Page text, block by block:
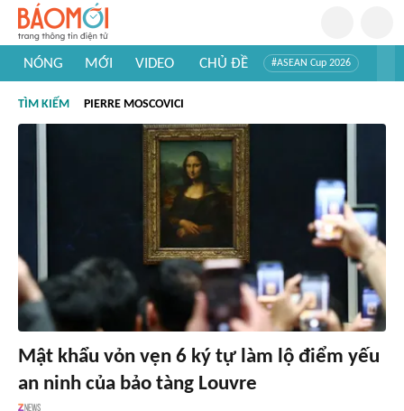
NÓNG MỚI VIDEO CHỦ ĐỀ #ASEAN Cup 2026
#Khám phá thế giới
TÌM KIẾM PIERRE MOSCOVICI
Mật khẩu vỏn vẹn 6 ký tự làm lộ điểm yếu
an ninh của bảo tàng Louvre